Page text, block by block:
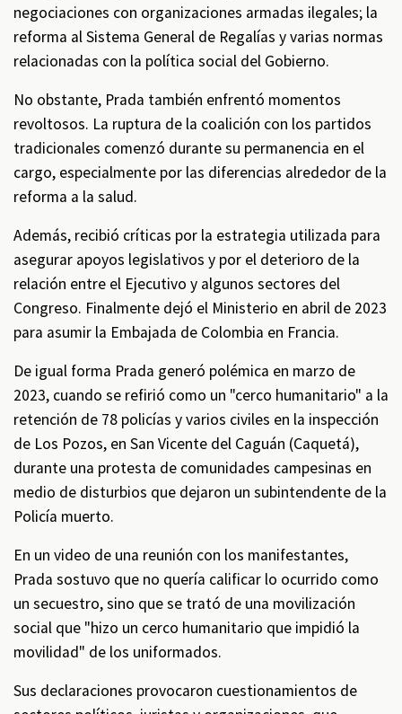
negociaciones con organizaciones armadas ilegales; la
reforma al Sistema General de Regalías y varias normas
relacionadas con la política social del Gobierno.
No obstante, Prada también enfrentó momentos
revoltosos. La ruptura de la coalición con los partidos
tradicionales comenzó durante su permanencia en el
cargo, especialmente por las diferencias alrededor de la
reforma a la salud.
Además, recibió críticas por la estrategia utilizada para
asegurar apoyos legislativos y por el deterioro de la
relación entre el Ejecutivo y algunos sectores del
Congreso. Finalmente dejó el Ministerio en abril de 2023
para asumir la Embajada de Colombia en Francia.
De igual forma Prada generó polémica en marzo de
2023, cuando se refirió como un "cerco humanitario" a la
retención de 78 policías y varios civiles en la inspección
de Los Pozos, en San Vicente del Caguán (Caquetá),
durante una protesta de comunidades campesinas en
medio de disturbios que dejaron un subintendente de la
Policía muerto.
En un video de una reunión con los manifestantes,
Prada sostuvo que no quería calificar lo ocurrido como
un secuestro, sino que se trató de una movilización
social que "hizo un cerco humanitario que impidió la
movilidad" de los uniformados.
Sus declaraciones provocaron cuestionamientos de